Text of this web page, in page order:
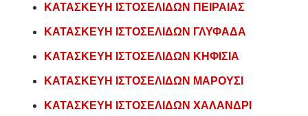
ΚΑΤΑΣΚΕΥΗ ΙΣΤΟΣΕΛΙΔΩΝ ΠΕΙΡΑΙΑΣ
ΚΑΤΑΣΚΕΥΗ ΙΣΤΟΣΕΛΙΔΩΝ ΓΛΥΦΑΔΑ
ΚΑΤΑΣΚΕΥΗ ΙΣΤΟΣΕΛΙΔΩΝ ΚΗΦΙΣΙΑ
ΚΑΤΑΣΚΕΥΗ ΙΣΤΟΣΕΛΙΔΩΝ ΜΑΡΟΥΣΙ
ΚΑΤΑΣΚΕΥΗ ΙΣΤΟΣΕΛΙΔΩΝ ΧΑΛΑΝΔΡΙ